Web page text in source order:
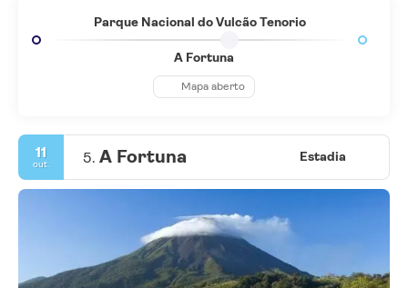
Parque Nacional do Vulcão Tenorio
A Fortuna
Mapa aberto
11
out. 5. A Fortuna Estadia